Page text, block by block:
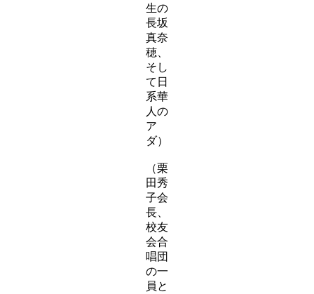
生の
長坂
真奈
穂、
そし
て日
系華
人の
ア
ダ）
（栗
田秀
子会
長、
校友
会合
唱団
の一
員と